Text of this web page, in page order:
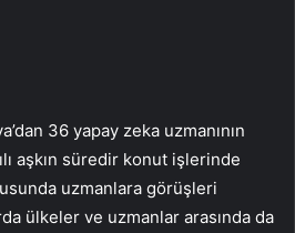
36 yapay zeka uzmanının
aşkın süredir konut işlerinde
uzmanlara görüşleri
ülkeler ve uzmanlar arasında da